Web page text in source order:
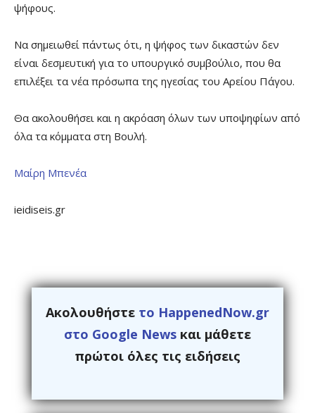
ψήφους.
Να σημειωθεί πάντως ότι, η ψήφος των δικαστών δεν
είναι δεσμευτική για το υπουργικό συμβούλιο, που θα
επιλέξει τα νέα πρόσωπα της ηγεσίας του Αρείου Πάγου.
Θα ακολουθήσει και η ακρόαση όλων των υποψηφίων από
όλα τα κόμματα στη Βουλή.
Μαίρη Μπενέα
ieidiseis.gr
Ακολουθήστε το HappenedNow.gr
στο Google News και μάθετε
πρώτοι όλες τις ειδήσεις